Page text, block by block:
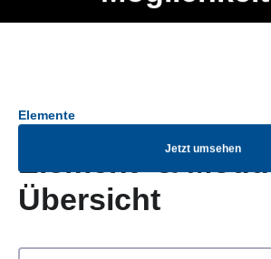
Jetzt umsehen
Elemente
Element- & Modul-
Übersicht